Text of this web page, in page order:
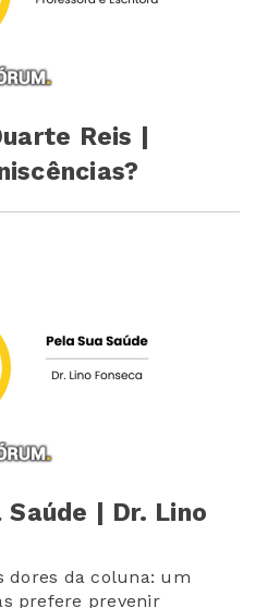
Reis |
Saúde | Dr. Lino
dores da coluna: um
prefere prevenir